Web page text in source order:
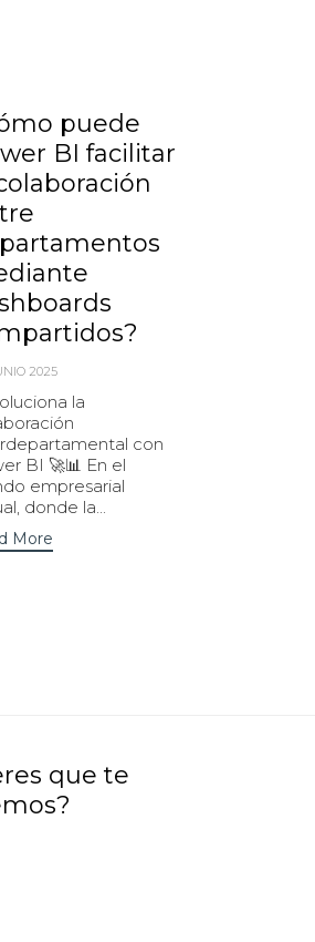
puede
BI facilitar
2025
la
con
BI 🚀📊 En el
empresarial
donde la...
More
que te